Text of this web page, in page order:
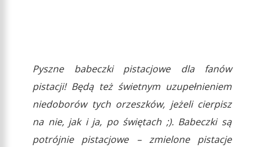
Pyszne babeczki pistacjowe dla fanów
pistacji! Będą też świetnym uzupełnieniem
niedoborów tych orzeszków, jeżeli cierpisz
na nie, jak i ja, po świętach ;). Babeczki są
potrójnie pistacjowe – zmielone pistacje